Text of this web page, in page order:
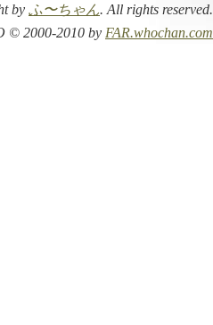
by ふ〜ちゃん. All rights reserved.
© 2000-2010 by FAR.whochan.com